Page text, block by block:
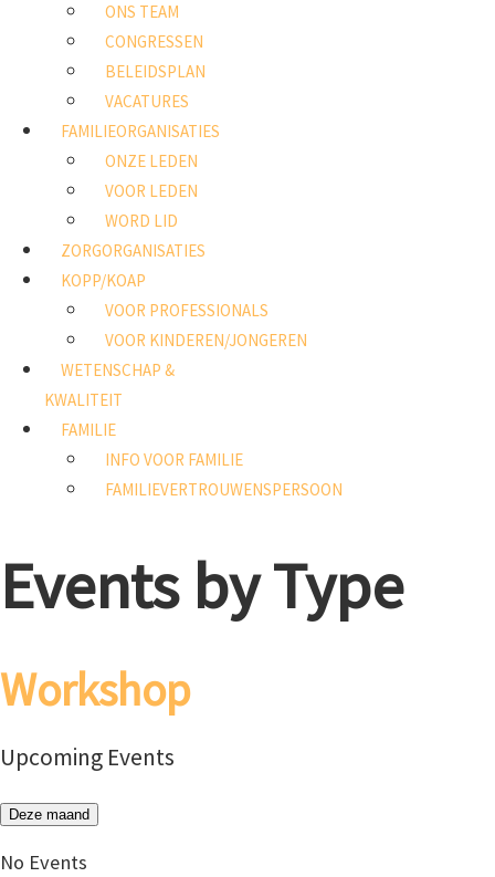
ONS TEAM
CONGRESSEN
BELEIDSPLAN
VACATURES
FAMILIEORGANISATIES
ONZE LEDEN
VOOR LEDEN
WORD LID
ZORGORGANISATIES
KOPP/KOAP
VOOR PROFESSIONALS
VOOR KINDEREN/JONGEREN
WETENSCHAP &
KWALITEIT
FAMILIE
INFO VOOR FAMILIE
FAMILIEVERTROUWENSPERSOON
Events by Type
Workshop
Upcoming Events
Deze maand
No Events